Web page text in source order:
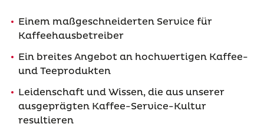
Einem maßgeschneiderten Service für
Kaffeehausbetreiber
Ein breites Angebot an hochwertigen Kaffee-
und Teeprodukten
Leidenschaft und Wissen, die aus unserer
ausgeprägten Kaffee-Service-Kultur
resultieren